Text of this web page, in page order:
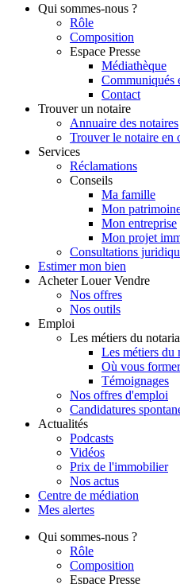
Qui sommes-nous ?
Rôle
Composition
Espace Presse
Médiathèque
Communiqués
Contact
Trouver un notaire
Annuaire des notaires
Trouver le notaire en
Services
Réclamations
Conseils
Ma famille
Mon
Mon entreprise
Mon projet
Consultations
Estimer mon bien
Acheter Louer Vendre
Nos offres
Nos outils
Emploi
Les métiers du
Les métiers du
Où vous
Témoignages
Nos offres d'emploi
Candidatures
Actualités
Podcasts
Vidéos
Prix de l'immobilier
Nos actus
Centre de médiation
Mes alertes
Qui sommes-nous ?
Rôle
Composition
Espace Presse